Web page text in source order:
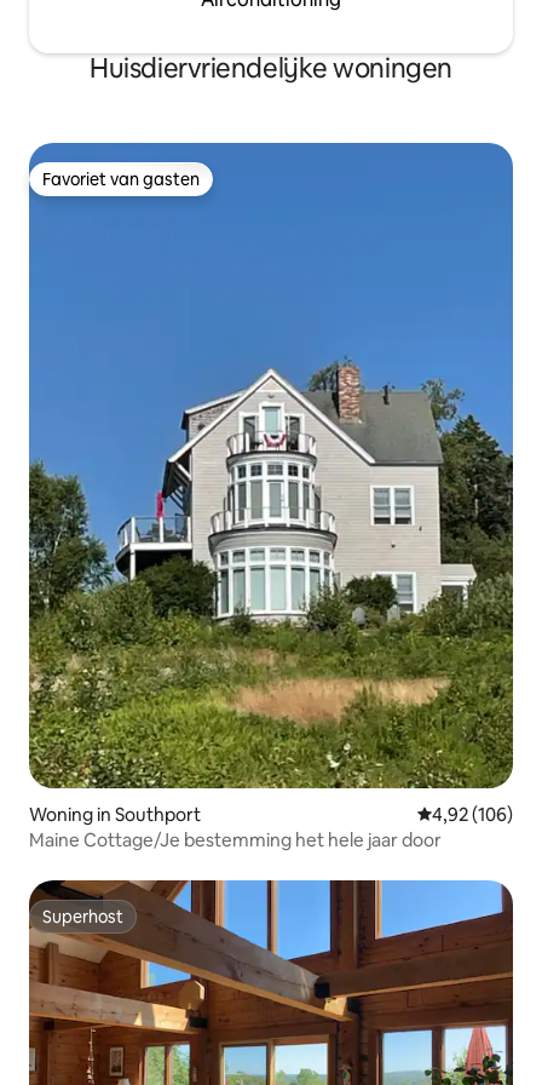
Huisdiervriendelijke woningen
Favoriet van gasten
Favoriet van gasten
Woning in Southport Gemiddelde
4,92 (106)
Maine Cottage/Je bestemming het hele jaar door
Superhost
Superhost